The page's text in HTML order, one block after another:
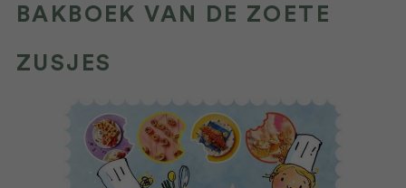
BAKBOEK VAN DE ZOETE
ZUSJES